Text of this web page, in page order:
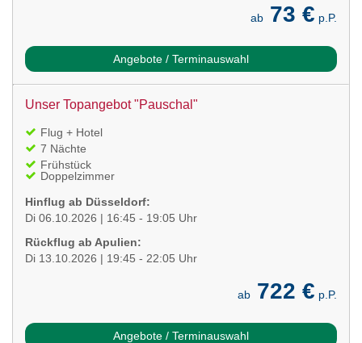
ab 73 € p.P.
Angebote / Terminauswahl
Unser Topangebot "Pauschal"
Flug + Hotel
7 Nächte
Frühstück
Doppelzimmer
Hinflug ab Düsseldorf:
Di 06.10.2026 | 16:45 - 19:05 Uhr
Rückflug ab Apulien:
Di 13.10.2026 | 19:45 - 22:05 Uhr
ab 722 € p.P.
Angebote / Terminauswahl